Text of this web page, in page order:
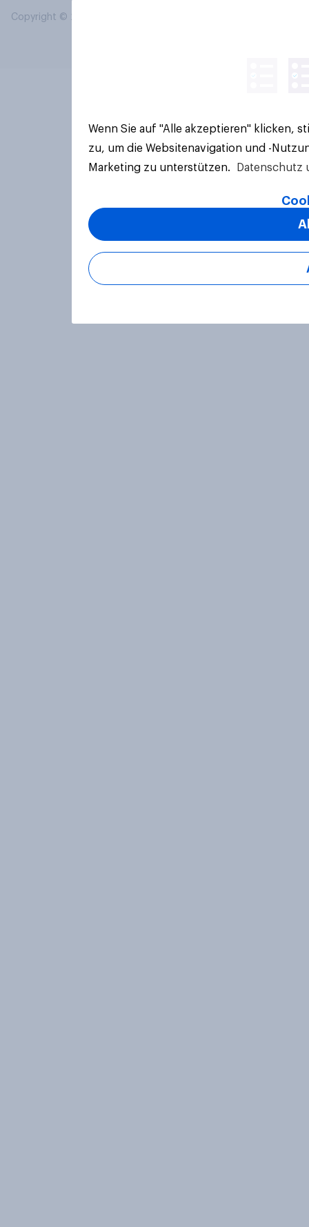
Copyright © 2026 YouGov PLC. Alle Rechte vorbehalten.
Wenn Sie auf "Alle akzeptieren" klicken,
zu, um die Websitenavigation und -
Marketing zu unterstützen.
Datenschutz